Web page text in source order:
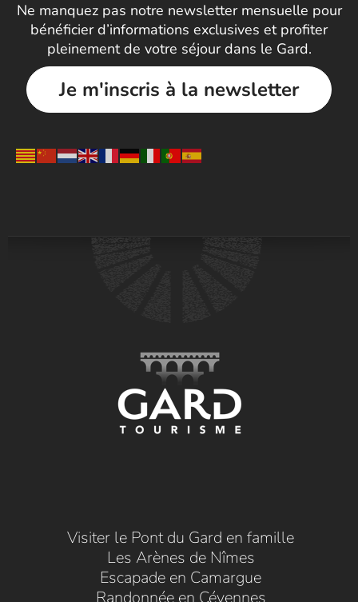
Ne manquez pas notre newsletter mensuelle pour
bénéficier d’informations exclusives et profiter
pleinement de votre séjour dans le Gard.
Je m'inscris à la newsletter
Visiter le Pont du Gard en famille
Les Arènes de Nîmes
Escapade en Camargue